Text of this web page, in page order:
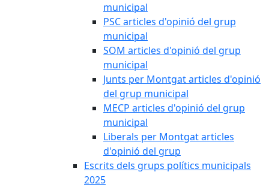
municipal
PSC articles d'opinió del grup
municipal
SOM articles d'opinió del grup
municipal
Junts per Montgat articles d'opinió
del grup municipal
MECP articles d'opinió del grup
municipal
Liberals per Montgat articles
d'opinió del grup
Escrits dels grups polítics municipals
2025